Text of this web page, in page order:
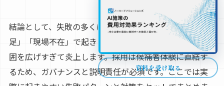
結論として、失敗の多くは「役割混同」「要件定義不
足」「現場不在」で起きます。初心者ほど、AIに任せる範
囲を広げすぎて炎上します。採用は候補者体験に直結す
るため、ガバナンスと説明責任が必須です。ここでは実
資料を受け取る